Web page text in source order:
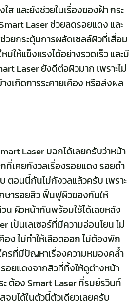
ใส และยังช่วยในเรื่องของฝ้า กระ
Laser ช่วยลดรอยแดง และ
วยกระตุ้นการผลัดเซลล์ผิวที่เสื่อม
ให้แข็งแรงได้อย่างรวดเร็ว และมี
Laser ยังดีต่อผิวมาก เพราะไม่
งเกิดการระคายเคือง หรือส่งผล
Laser บอกได้เลยครับว่าหน้า
ที่เคยกังวลเรื่องรอยแดง รอยดำ
ตอนนี้กันไม่กังวลแล้วครับ เพราะ
ษารอยสิว ฟื้นฟูผิวของกันให้
วน ผิวหน้ากันพร้อมใช้ได้เลยหลัง
เป็นเลเซอร์ที่มีความอ่อนโยน ไม่
อง ไม่ทำให้เลือดออก ไม่ต้องพัก
ครที่มีปัญหาเรื่องความหมองคล้ำ
รอยแดงจากสิวที่ทิ้งให้ดูต่างหน้า
ะ ต้อง Smart Laser ที่รมย์รวินท์
บได้ในตัวนี้ตัวเดียวเลยครับ